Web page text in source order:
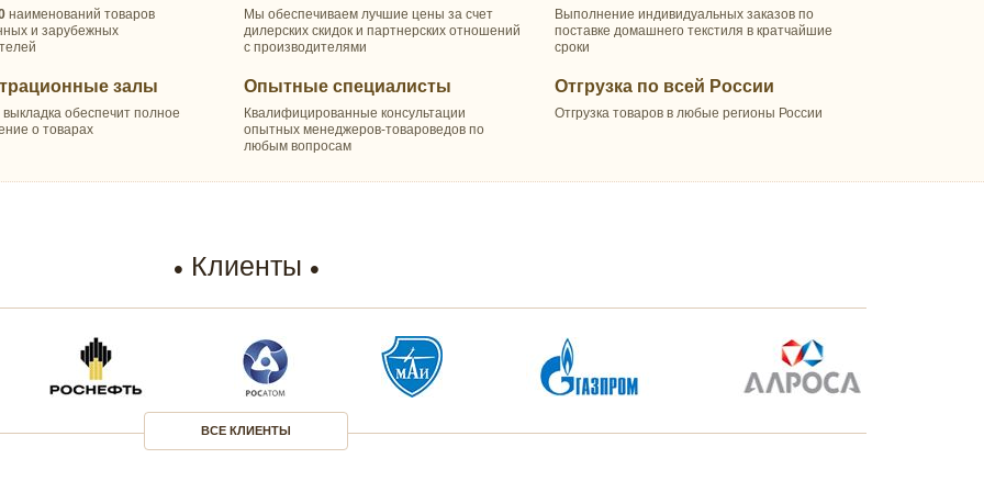
наименований товаров
и зарубежных
залы
обеспечит полное
о товарах
Мы обеспечиваем лучшие цены за счет
дилерских скидок и партнерских отношений
с производителями
Опытные специалисты
Квалифицированные консультации
опытных менеджеров-товароведов по
любым вопросам
Выполнение индивидуальных заказов по
поставке домашнего текстиля в кратчайшие
сроки
Отгрузка по всей России
Отгрузка товаров в любые регионы России
Клиенты
ВСЕ КЛИЕНТЫ